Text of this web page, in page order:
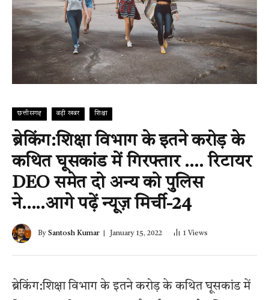
छत्तीसगढ़ बड़ी खबर शिक्षा
ब्रेकिंग:शिक्षा विभाग के इतने करोड़ के
कथित घूसकांड में गिरफ्तार …. रिटायर
DEO समेत दो अन्य को पुलिस
ने…..आगे पढ़ें न्यूज़ मिर्ची-24
By Santosh Kumar January 15, 2022 1 Views
ब्रेकिंग:शिक्षा विभाग के इतने करोड़ के कथित घूसकांड में